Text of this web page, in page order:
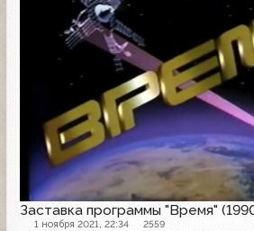
Заставка программы "Время"
1 ноября 2021, 22:34 2559